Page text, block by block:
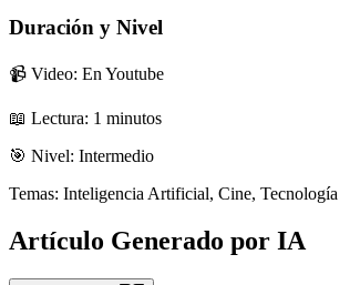
Duración y Nivel
📹 Video: En Youtube
📖 Lectura: 1 minutos
🎯 Nivel: Intermedio
Temas: Inteligencia Artificial, Cine, Tecnología
Artículo Generado por IA